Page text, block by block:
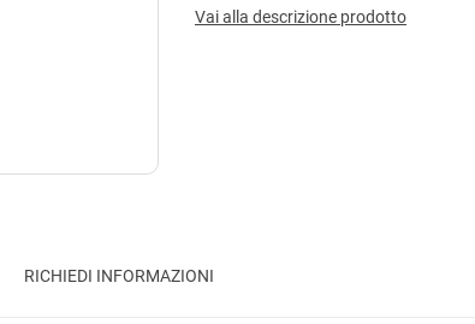
Vai alla descrizione prodotto
RICHIEDI INFORMAZIONI